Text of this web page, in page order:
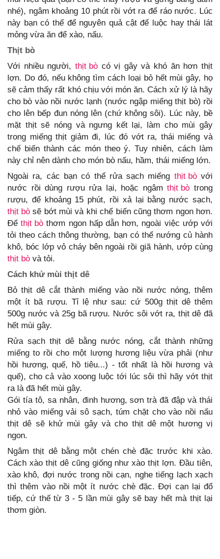
nhé), ngâm khoảng 10 phút rồi vớt ra để ráo nước. Lúc
này bạn có thể để nguyên quả cật để luộc hay thái lát
mỏng vừa ăn để xào, nấu.
Thịt bò
Với nhiều người, thịt bòcó vị gây và khó ăn hơn thịt
lợn. Do đó, nếu không tìm cách loại bỏ hết mùi gây, họ
sẽ cảm thấy rất khó chịu với món ăn. Cách xử lý là hãy
cho bò vào nồi nước lạnh (nước ngập miếng thịt bò) rồi
cho lên bếp đun nóng lên (chứ không sôi). Lúc này, bề
mặt thịt sẽ nóng và ngưng kết lại, làm cho mùi gây
trong miếng thịt giảm đi, lúc đó vớt ra, thái miếng và
chế biến thành các món theo ý. Tuy nhiên, cách làm
này chỉ nên dành cho món bò nấu, hầm, thái miếng lớn.
Ngoài ra, các bạn có thể rửa sạch miếng thịt bòvới
nước rồi dùng rượu rửa lại, hoặc ngâmthịt bò trong
rượu, để khoảng 15 phút, rồi xả lại bằng nước sạch,
thịt bò sẽ bớt mùi và khi chế biến cũng thơm ngon hơn.
Đểthịt bò thơm ngon hấp dẫn hơn, ngoài việc ướp với
tỏi theo cách thông thường, bạn có thể nướng củ hành
khô, bóc lớp vỏ cháy bên ngoài rồi giã hành, ướp cùng
thịt bò và tỏi.
Cách khử mùi thịt dê
Bỏ thịt dê cắt thành miếng vào nồi nước nóng, thêm
một ít bã rượu. Tỉ lệ như sau: cứ 500g thịt dê thêm
500g nước và 25g bã rượu. Nước sôi vớt ra, thịt dê đã
hết mùi gây.
Rửa sạch thịt dê bằng nước nóng, cắt thành những
miếng to rồi cho một lượng hương liệu vừa phải (như
hồi hương, quế, hồ tiêu...) - tốt nhất là hồi hương và
quế), cho cả vào xoong luộc tới lúc sôi thì hãy vớt thịt
ra là đã hết mùi gây.
Gói tía tô, sa nhân, đinh hương, sơn trà đã đập và thái
nhỏ vào miếng vải sô sạch, túm chặt cho vào nồi nấu
thịt dê sẽ khử mùi gây và cho thịt dê một hương vị
ngon.
Ngâm thịt dê bằng một chén chè đặc trước khi xào.
Cách xào thịt dê cũng giống như xào thịt lợn. Đầu tiên,
xào khô, đợi nước trong nồi cạn, nghe tiếng lạch xạch
thì thêm vào nồi một ít nước chè đặc. Đợi cạn lại đổ
tiếp, cứ thế từ 3 - 5 lần mùi gây sẽ bay hết mà thịt lại
thơm giòn.